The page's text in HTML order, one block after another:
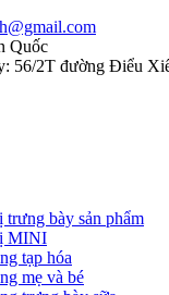
Quốc
56/2T đường Điểu
trưng bày sản phẩm
MINI
tạp hóa
mẹ và bé